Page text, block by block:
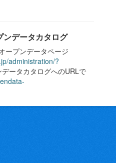
ンデータカタログ
ープンデータページ
administration/?
ータカタログへのURLで